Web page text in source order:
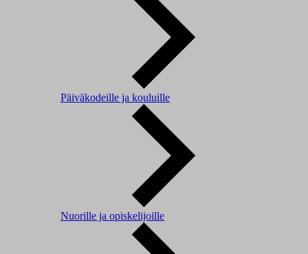
Päiväkodeille ja kouluille
Nuorille ja opiskelijoille